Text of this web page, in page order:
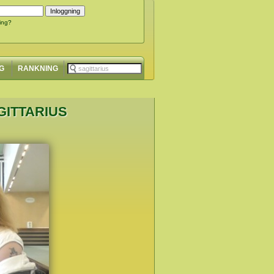
RANKNING